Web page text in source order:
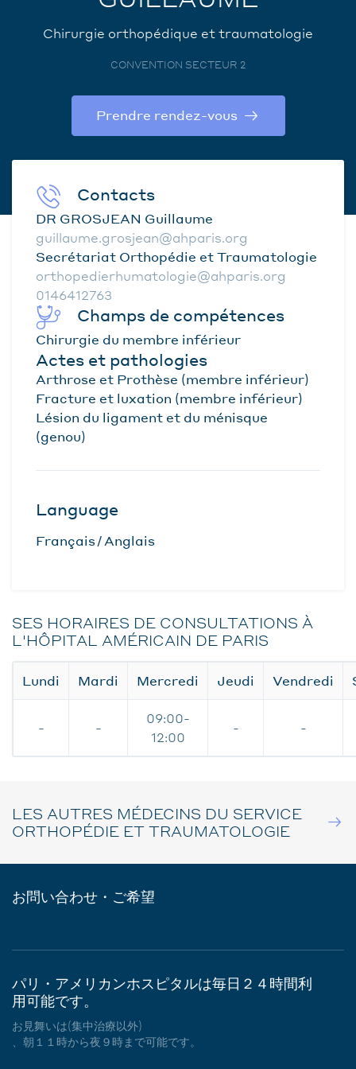
Chirurgie orthopédique et traumatologie
CONVENTION SECTEUR 2
Prendre rendez-vous
Contacts
DR GROSJEAN Guillaume
guillaume.grosjean@ahparis.org
Secrétariat Orthopédie et Traumatologie
orthopedierhumatologie@ahparis.org
0146412763
Champs de compétences
Chirurgie du membre inférieur
Actes et pathologies
Arthrose et Prothèse (membre inférieur)
Fracture et luxation (membre inférieur)
Lésion du ligament et du ménisque
(genou)
Language
Français Anglais
SES HORAIRES DE CONSULTATIONS À
L'HÔPITAL AMÉRICAIN DE PARIS
Lundi Mardi Mercredi Jeudi Vendredi
- -
09:00-
12:00
- -
LES AUTRES MÉDECINS DU SERVICE
ORTHOPÉDIE ET TRAUMATOLOGIE
お問い合わせ・ご希望
パリ・アメリカンホスピタルは毎日２４時間利
用可能です。
お見舞いは(集中治療以外)
、朝１１時から夜９時まで可能です。